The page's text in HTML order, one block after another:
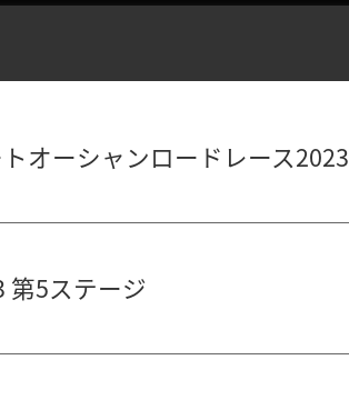
オーシャンロードレース2023
第5ステージ